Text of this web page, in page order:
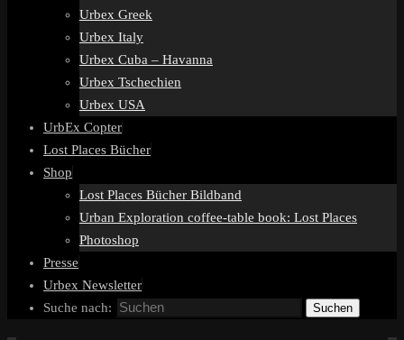
Urbex Greek
Urbex Italy
Urbex Cuba – Havanna
Urbex Tschechien
Urbex USA
UrbEx Copter
Lost Places Bücher
Shop
Lost Places Bücher Bildband
Urban Exploration coffee-table book: Lost Places
Photoshop
Presse
Urbex Newsletter
Suche nach:
Suchen